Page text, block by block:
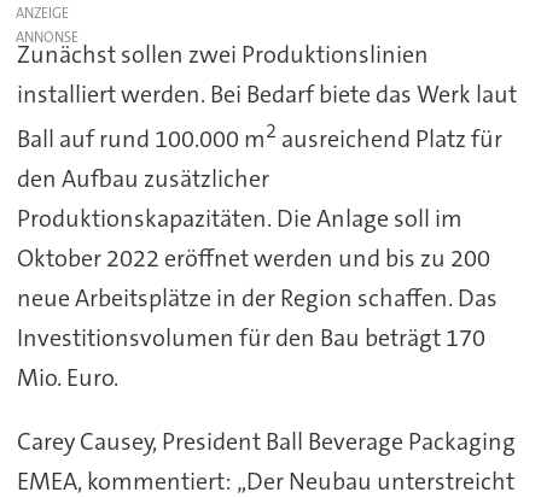
ANZEIGE
Zunächst sollen zwei Produktionslinien
installiert werden. Bei Bedarf biete das Werk laut
Ball auf rund 100.000 m2 ausreichend Platz für
den Aufbau zusätzlicher
Produktionskapazitäten. Die Anlage soll im
Oktober 2022 eröffnet werden und bis zu 200
neue Arbeitsplätze in der Region schaffen. Das
Investitionsvolumen für den Bau beträgt 170
Mio. Euro.
Carey Causey, President Ball Beverage Packaging
EMEA, kommentiert: „Der Neubau unterstreicht